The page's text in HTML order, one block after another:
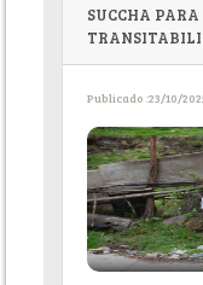
SUCCHA
Publicado :23/10/